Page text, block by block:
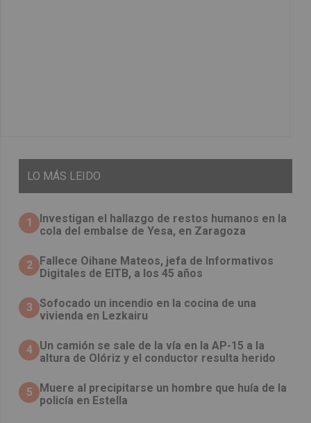
LO MÁS LEIDO
1
Investigan el hallazgo de restos humanos en la
cola del embalse de Yesa, en Zaragoza
2
Fallece Oihane Mateos, jefa de Informativos
Digitales de EITB, a los 45 años
3 Sofocado un incendio en la cocina de una
vivienda en Lezkairu
4 Un camión se sale de la vía en la AP-15 a la
altura de Olóriz y el conductor resulta herido
5
Muere al precipitarse un hombre que huía de la
policía en Estella